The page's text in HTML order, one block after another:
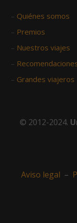
– Quiénes somos
– Premios
– Nuestros viajes
–
– Grandes viajeros
© 2012-2024.
Aviso legal –